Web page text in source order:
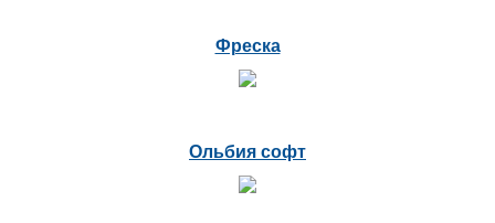
Фреска
Ольбия софт